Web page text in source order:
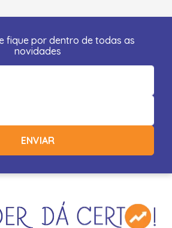
fique por dentro de todas as
novidades
ENVIAR